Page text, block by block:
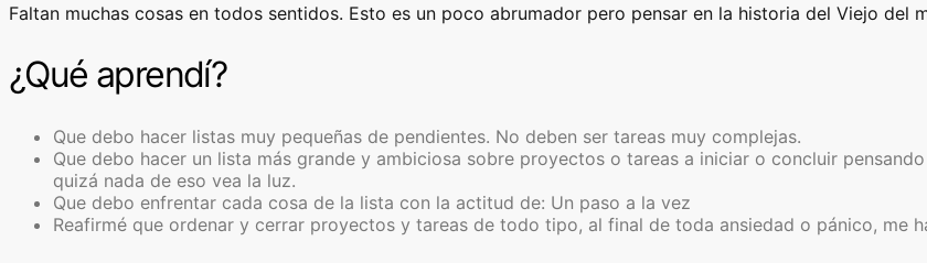
Faltan muchas cosas en todos sentidos. Esto es un poco abrumador pero pensar en la historia del Viejo
¿Qué aprendí?
Que debo hacer listas muy pequeñas de pendientes. No deben ser tareas muy complejas.
Que debo hacer un lista más grande y ambiciosa sobre proyectos o tareas a iniciar o concluir
quizá nada de eso vea la luz.
Que debo enfrentar cada cosa de la lista con la actitud de: Un paso a la vez
Reafirmé que ordenar y cerrar proyectos y tareas de todo tipo, al final de toda ansiedad o pánico, me